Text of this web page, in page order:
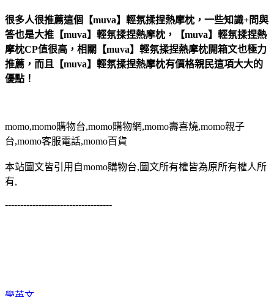
很多人很推薦這個【muva】輕氛揉捏熱摩枕，一些知識+問與
答也是大推【muva】輕氛揉捏熱摩枕，【muva】輕氛揉捏熱
摩枕CP值很高，相關【muva】輕氛揉捏熱摩枕開箱文也極力
推薦，而且【muva】輕氛揉捏熱摩枕有價格親民這項大大的
優點！
momo,momo購物台,momo購物網,momo壽喜燒,momo親子
台,momo客服電話,momo百貨
本站圖文皆引用自momo購物台,圖文所有權皆為原所有權人所
有,
-----------------------------------